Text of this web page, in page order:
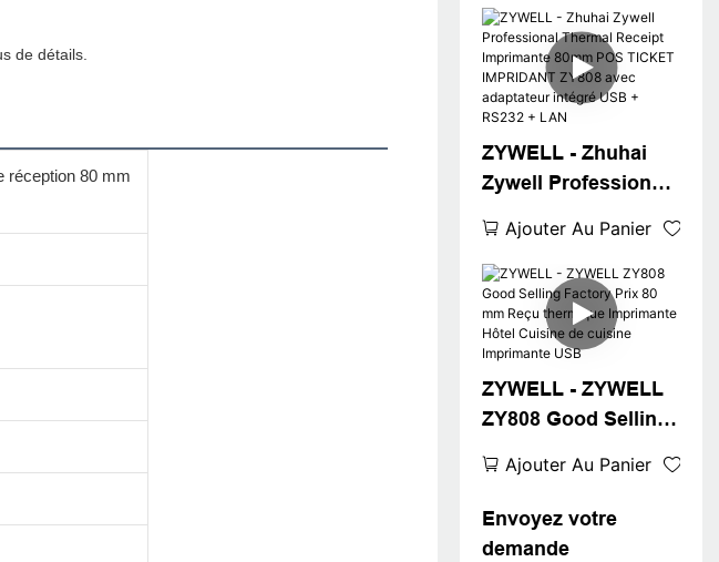
Tablette pas cher 3
pouces Pos Thermal
Ticket Imprimante
USB
ZYWELL - Zhuhai
Zywell Professional
Imprimante 80mm
POS TICKET
IMPRIDANT ZY808
avec adaptateur
intégré USB + RS232
+ LAN
Ajouter Au Panier
ZYWELL - ZYWELL
ZY808 Good Selling
Reçu thermique
Imprimante Hôtel
Cuisine de cuisine
Ajouter Au Panier
Envoyez votre
demande
réception 80 mm